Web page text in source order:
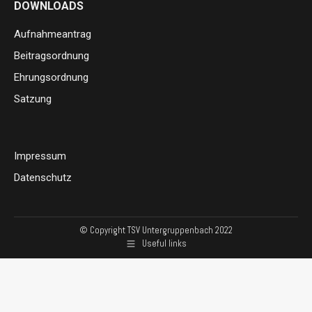
opens
in
opens
in
page
opens
window
DOWNLOADS
Aufnahmeantrag
Beitragsordnung
Ehrungsordnung
Satzung
Impressum
Datenschutz
© Copyright TSV Untergruppenbach 2022
Useful links